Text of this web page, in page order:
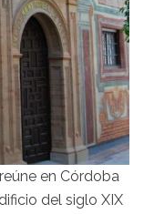
reúne en Córdoba
del siglo XIX